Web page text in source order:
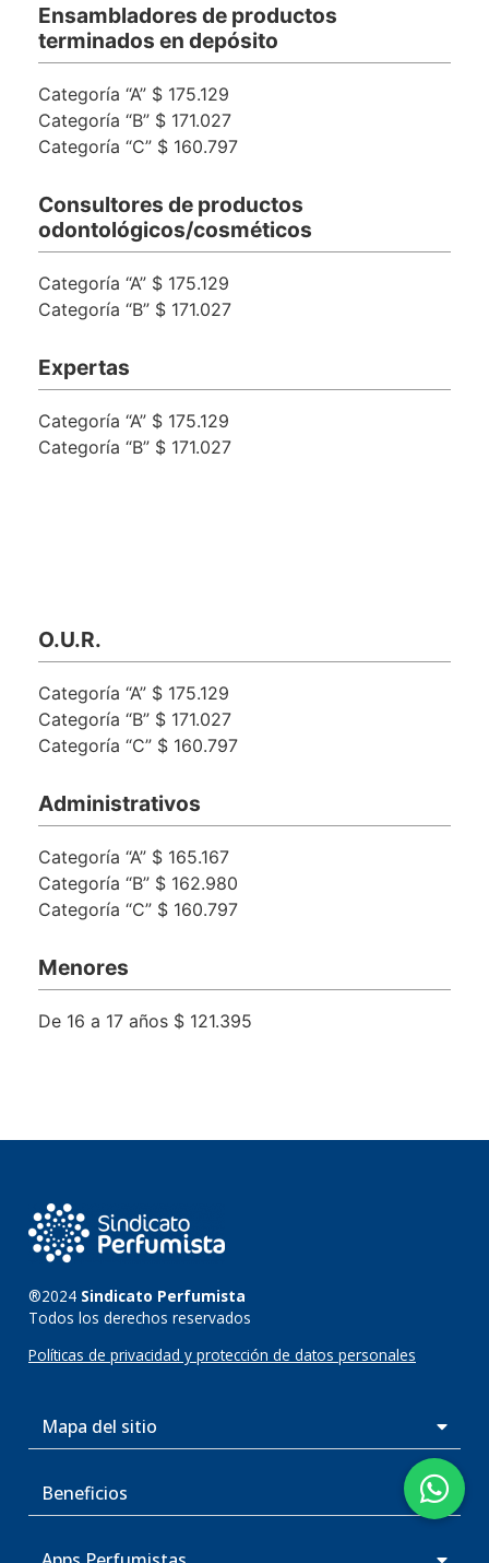
Ensambladores de productos
terminados en depósito
Categoría “A” $ 175.129
Categoría “B” $ 171.027
Categoría “C” $ 160.797
Consultores de productos
odontológicos/cosméticos
Categoría “A” $ 175.129
Categoría “B” $ 171.027
Expertas
Categoría “A” $ 175.129
Categoría “B” $ 171.027
O.U.R.
Categoría “A” $ 175.129
Categoría “B” $ 171.027
Categoría “C” $ 160.797
Administrativos
Categoría “A” $ 165.167
Categoría “B” $ 162.980
Categoría “C” $ 160.797
Menores
De 16 a 17 años $ 121.395
®2024 Sindicato Perfumista
Todos los derechos reservados
Políticas de privacidad y protección de datos personales
Mapa del sitio
Beneficios